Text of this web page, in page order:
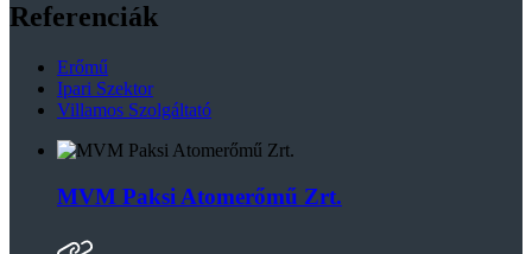
Referenciák
Erőmű
Ipari Szektor
Villamos Szolgáltató
MVM Paksi Atomerőmű Zrt.